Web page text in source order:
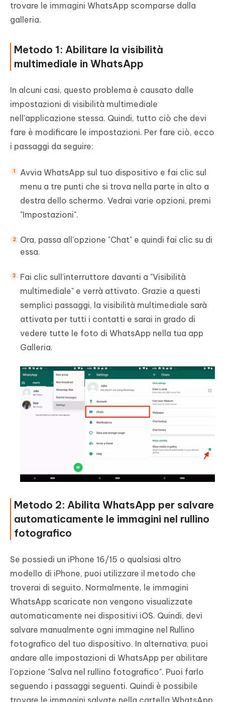
trovare le immagini WhatsApp scomparse dalla
galleria.
Metodo 1: Abilitare la visibilità
multimediale in WhatsApp
In alcuni casi, questo problema è causato dalle
impostazioni di visibilità multimediale
nell'applicazione stessa. Quindi, tutto ciò che devi
fare è modificare le impostazioni. Per fare ciò, ecco
i passaggi da seguire:
Avvia WhatsApp sul tuo dispositivo e fai clic sul
menu a tre punti che si trova nella parte in alto a
destra dello schermo. Vedrai varie opzioni, premi
"Impostazioni".
Ora, passa all'opzione "Chat" e quindi fai clic su di
essa.
Fai clic sull'interruttore davanti a "Visibilità
multimediale" e verrà attivato. Grazie a questi
semplici passaggi, la visibilità multimediale sarà
attivata per tutti i contatti e sarai in grado di
vedere tutte le foto di WhatsApp nella tua app
Galleria.
Metodo 2: Abilita WhatsApp per salvare
automaticamente le immagini nel rullino
fotografico
Se possiedi un iPhone 16/15 o qualsiasi altro
modello di iPhone, puoi utilizzare il metodo che
troverai di seguito. Normalmente, le immagini
WhatsApp scaricate non vengono visualizzate
automaticamente nei dispositivi iOS. Quindi, devi
salvare manualmente ogni immagine nel Rullino
fotografico del tuo dispositivo. In alternativa, puoi
andare alle impostazioni di WhatsApp per abilitare
l'opzione "Salva nel rullino fotografico". Puoi farlo
seguendo i passaggi seguenti. Quindi è possibile